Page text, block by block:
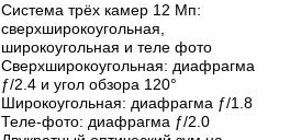
Система трёх камер 12 Мп:
сверхширокоугольная,
широкоугольная и теле фото
Сверхширокоугольная: диафрагма
ƒ/2.4 и угол обзора 120°
Широкоугольная: диафрагма ƒ/1.8
Теле-фото: диафрагма ƒ/2.0